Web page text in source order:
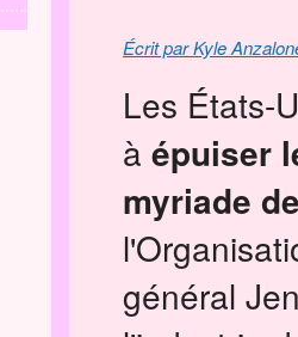
Écrit par Kyle
Les États-
àépuiser
myriade
général